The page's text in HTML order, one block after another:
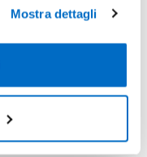
Mostra dettagli